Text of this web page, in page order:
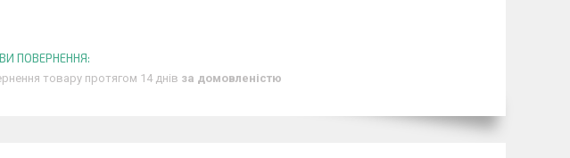
товару протягом 14 днів за домовленістю